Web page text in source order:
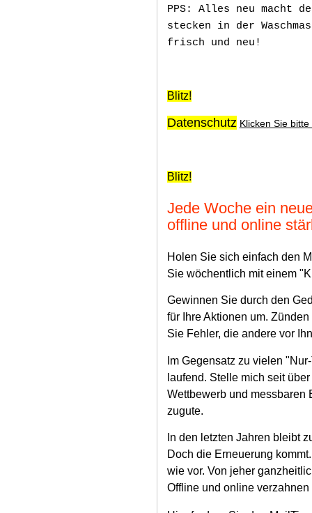
PPS: Alles neu macht
stecken in der
frisch und neu!
Blitz!
Datenschutz Klicken Sie bitte
Blitz!
Jede Woche ein
offline und online
Holen Sie sich einfach den
Sie wöchentlich mit einem
Gewinnen Sie durch den
für Ihre Aktionen um.
Sie Fehler, die andere vor
Im Gegensatz zu vielen
laufend. Stelle mich seit
Wettbewerb und messbaren
zugute.
In den letzten Jahren bleibt
Doch die Erneuerung
wie vor. Von jeher
Offline und online